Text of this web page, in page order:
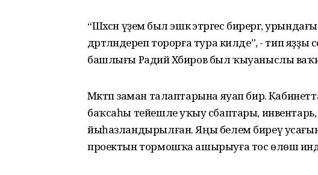
“Шәхсән үҙемә был эшкә этәргес бирергә,
дәртәләндереп торорға тура килде”, - тип яҙҙы
башлығы Радий Хәбиров был ҡыуаныслы
Мәктәп заман талаптарына яуап бирә.
баҡсаһы тейешле уҡыу әсбаптары,
йыһазландырылған. Яңы белем биреү
проектын тормошҡа ашырыуға тос өлөш